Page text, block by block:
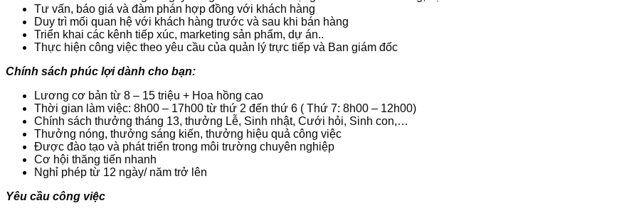
Tư vấn, báo giá và đàm phán hợp đồng với khách hàng
Duy trì mối quan hệ với khách hàng trước và sau khi bán hàng
Triển khai các kênh tiếp xúc, marketing sản phẩm, dự án..
Thực hiện công việc theo yêu cầu của quản lý trực tiếp và Ban giám đốc
Chính sách phúc lợi dành cho bạn:
Lương cơ bản từ 8 – 15 triệu + Hoa hồng cao
Thời gian làm việc: 8h00 – 17h00 từ thứ 2 đến thứ 6 ( Thứ 7: 8h00 – 12h00)
Chính sách thưởng tháng 13, thưởng Lễ, Sinh nhật, Cưới hỏi, Sinh con,…
Thưởng nóng, thưởng sáng kiến, thưởng hiệu quả công việc
Được đào tạo và phát triển trong môi trường chuyên nghiệp
Cơ hội thăng tiến nhanh
Nghỉ phép từ 12 ngày/ năm trở lên
Yêu cầu công việc